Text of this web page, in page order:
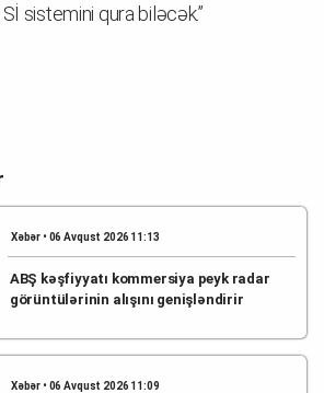
sistemini qura biləcək.”
Xəbər • 06 Avqust 2026 11:13
ABŞ kəşfiyyatı kommersiya peyk radar
görüntülərinin alışını genişləndirir
Xəbər • 06 Avqust 2026 11:09